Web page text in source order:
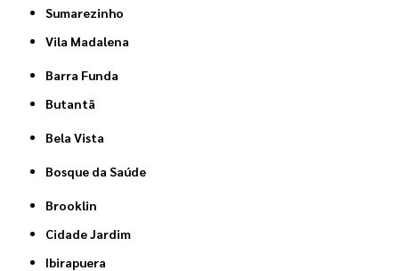
Sumarezinho
Vila Madalena
Barra Funda
Butantã
Bela Vista
Bosque da Saúde
Brooklin
Cidade Jardim
Ibirapuera